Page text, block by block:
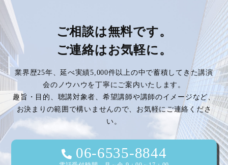
ナ
ビ
ゲ
ー
シ
ョ
ン
ご相談は無料です。
ご連絡はお気軽に。
業界歴25年、延べ実績5,000件以上の中で蓄積してきた講演
会のノウハウを丁寧にご案内いたします。
趣旨・目的、聴講対象者、希望講師や講師のイメージなど、
お決まりの範囲で構いませんので、お気軽にご連絡くださ
い。
06-6535-8844